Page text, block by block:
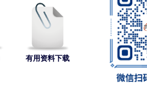
有用资料下载